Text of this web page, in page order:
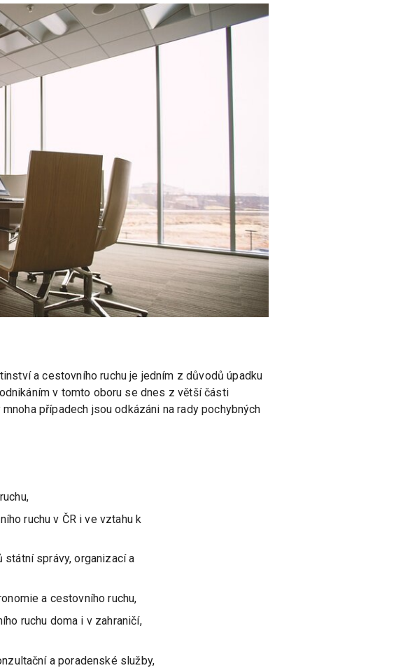
a cestovního ruchu je jedním z důvodů úpadku
v tomto oboru se dnes z větší části
případech jsou odkázáni na rady pochybných
ruchu v ČR i ve vztahu k
státní správy, organizací a
a cestovního ruchu,
ruchu doma i v zahraničí,
a poradenské služby,